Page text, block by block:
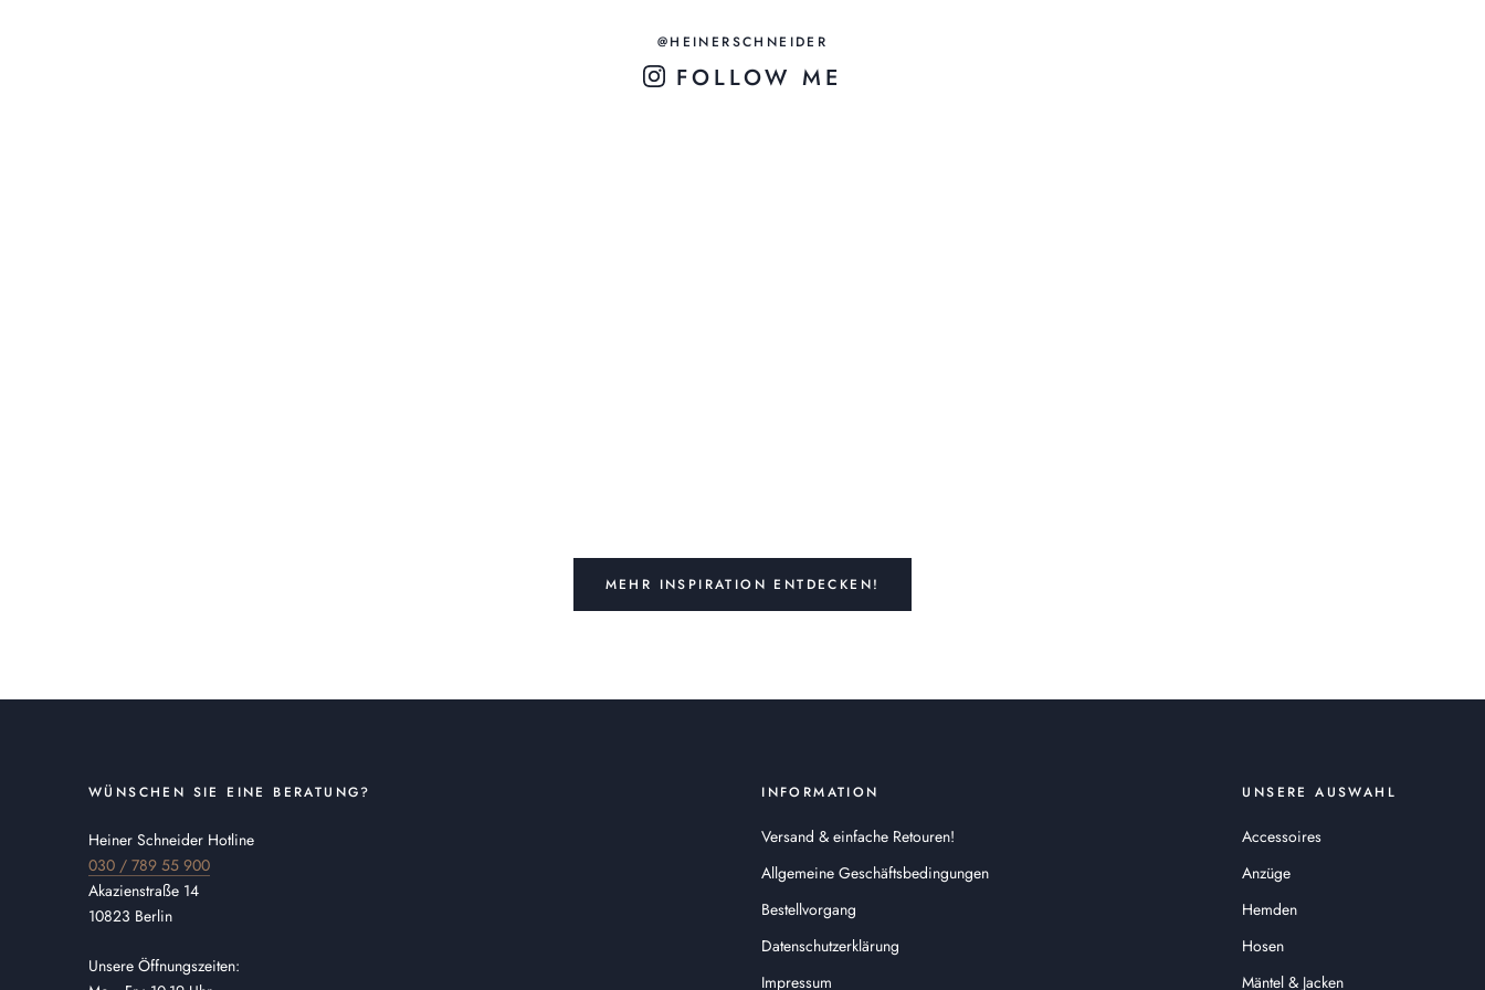
@HEINERSCHNEIDER
FOLLOW ME
MEHR INSPIRATION ENTDECKEN!
WÜNSCHEN SIE EINE BERATUNG?
Heiner Schneider Hotline
030 / 789 55 900
Akazienstraße 14
10823 Berlin
Unsere Öffnungszeiten:
INFORMATION
Versand & einfache Retouren!
Allgemeine Geschäftsbedingungen
Bestellvorgang
Datenschutzerklärung
Impressum
UNSERE AUSWAHL
Accessoires
Anzüge
Hemden
Hosen
Mäntel & Jacken